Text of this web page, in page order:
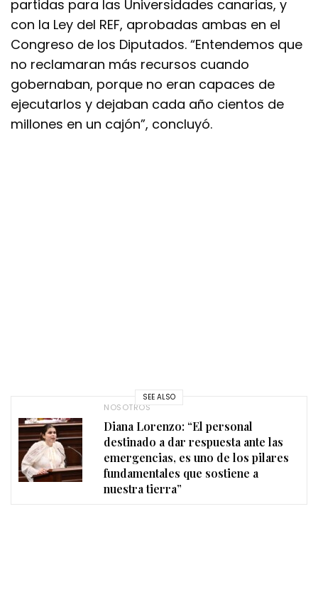
partidas para las Universidades canarias, y
con la Ley del REF, aprobadas ambas en el
Congreso de los Diputados. “Entendemos que
no reclamaran más recursos cuando
gobernaban, porque no eran capaces de
ejecutarlos y dejaban cada año cientos de
millones en un cajón”, concluyó.
SEE ALSO
NOSOTROS
Diana Lorenzo: “El personal
destinado a dar respuesta ante las
emergencias, es uno de los pilares
fundamentales que sostiene a
nuestra tierra”